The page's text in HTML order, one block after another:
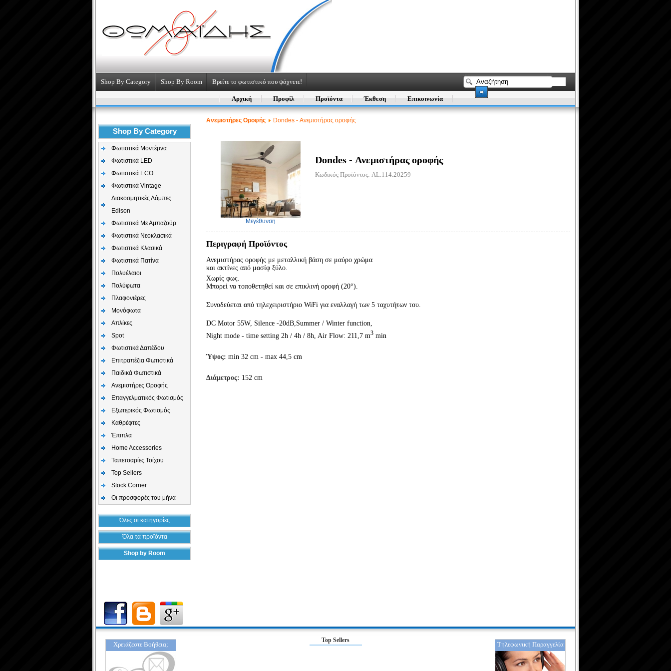
Shop By Category Shop By Room Βρείτε το φωτιστικό που ψάχνετε!
Αρχική Προφίλ Προϊόντα Έκθεση Επικοινωνία
Shop By Category
Φωτιστικά Μοντέρνα
Φωτιστικά LED
Φωτιστικά ECO
Φωτιστικά Vintage
Διακοσμητικές Λάμπες
Edison
Φωτιστικά Με Αμπαζούρ
Φωτιστικά Νεοκλασικά
Φωτιστικά Κλασικά
Φωτιστικά Πατίνα
Πολυέλαιοι
Πολύφωτα
Πλαφονιέρες
Μονόφωτα
Απλίκες
Spot
Φωτιστικά Δαπέδου
Επιτραπέζια Φωτιστικά
Παιδικά Φωτιστικά
Aνεμιστήρες Οροφής
Επαγγελματικός Φωτισμός
Εξωτερικός Φωτισμός
Καθρέφτες
Έπιπλα
Home Accessories
Ταπετσαρίες Τοίχου
Top Sellers
Stock Corner
Οι προσφορές του μήνα
Όλες οι κατηγορίες
Όλα τα προϊόντα
Shop by Room
Aνεμιστήρες Οροφής Dondes - Ανεμιστήρας οροφής
Μεγέθυνση
Dondes - Ανεμιστήρας οροφής
Κωδικός Προϊόντος: AL.114.20259
Περιγραφή Προϊόντος
Ανεμιστήρας οροφής με μεταλλική βάση σε μαύρο χρώμα
και ακτίνες από μασίφ ξύλο.
Χωρίς φως.
Μπορεί να τοποθετηθεί και σε επικλινή οροφή (20°).
Συνοδεύεται από τηλεχειριστήριο WiFi για εναλλαγή των 5 ταχυτήτων του.
DC Motor 55W, Silence -20dB,Summer / Winter function,
Night mode - time setting 2h / 4h / 8h, Air Flow: 211,7 m3 min
Ύψος: min 32 cm - max 44,5 cm
Διάμετρος: 152 cm
Χρειάζεστε Βοήθεια;
Top Sellers
Τηλεφωνική Παραγγελία